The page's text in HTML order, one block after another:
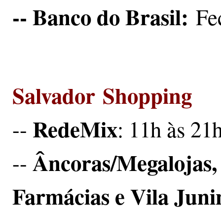
-- Banco do Brasil:
Salvador Shopping
-- RedeMix: 11h às
-- Âncoras/
Farmácias e Vila